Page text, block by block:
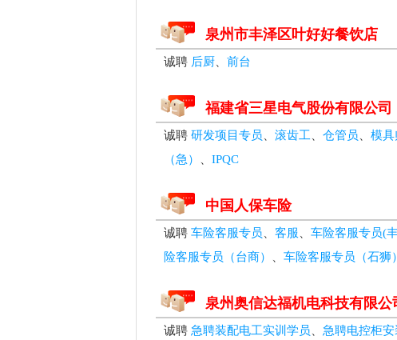
泉州市丰泽区叶好好餐饮店
诚聘 后厨、 前台
福建省三星电气股份有限公司
诚聘 研发项目专员 滚齿工 仓管员 模具
（急）
IPQC
中国人保车险
诚聘 车险客服专员 客服 车险客服专员(
险客服专员（台商）
车险客服专员（石狮）
泉州奥信达福机电科技有限公
诚聘 急聘装配电工实训学员 急聘电控柜